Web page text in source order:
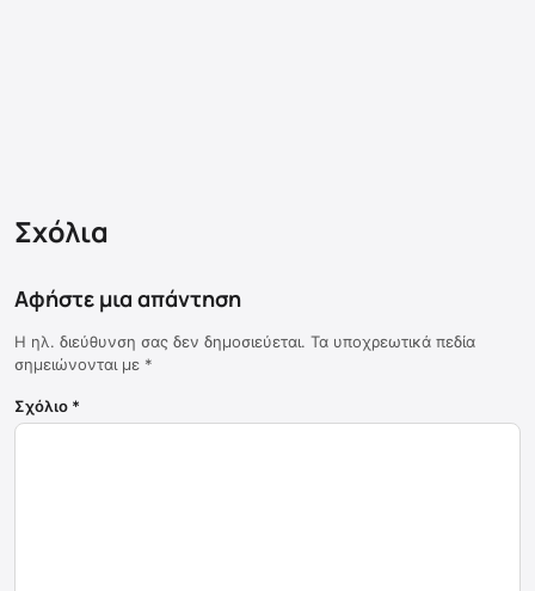
Σχόλια
Αφήστε μια απάντηση
Η ηλ. διεύθυνση σας δεν δημοσιεύεται. Τα υποχρεωτικά πεδία
σημειώνονται με *
Σχόλιο *